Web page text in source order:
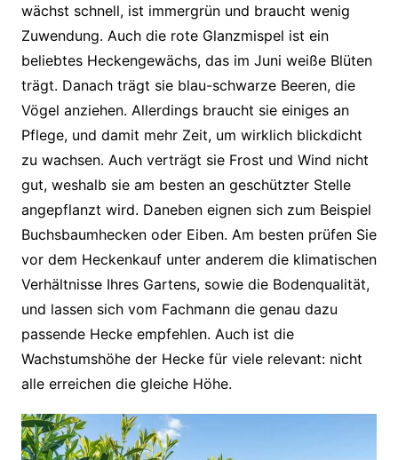
wächst schnell, ist immergrün und braucht wenig
Zuwendung. Auch die rote Glanzmispel ist ein
beliebtes Heckengewächs, das im Juni weiße Blüten
trägt. Danach trägt sie blau-schwarze Beeren, die
Vögel anziehen. Allerdings braucht sie einiges an
Pflege, und damit mehr Zeit, um wirklich blickdicht
zu wachsen. Auch verträgt sie Frost und Wind nicht
gut, weshalb sie am besten an geschützter Stelle
angepflanzt wird. Daneben eignen sich zum Beispiel
Buchsbaumhecken oder Eiben. Am besten prüfen Sie
vor dem Heckenkauf unter anderem die klimatischen
Verhältnisse Ihres Gartens, sowie die Bodenqualität,
und lassen sich vom Fachmann die genau dazu
passende Hecke empfehlen. Auch ist die
Wachstumshöhe der Hecke für viele relevant: nicht
alle erreichen die gleiche Höhe.